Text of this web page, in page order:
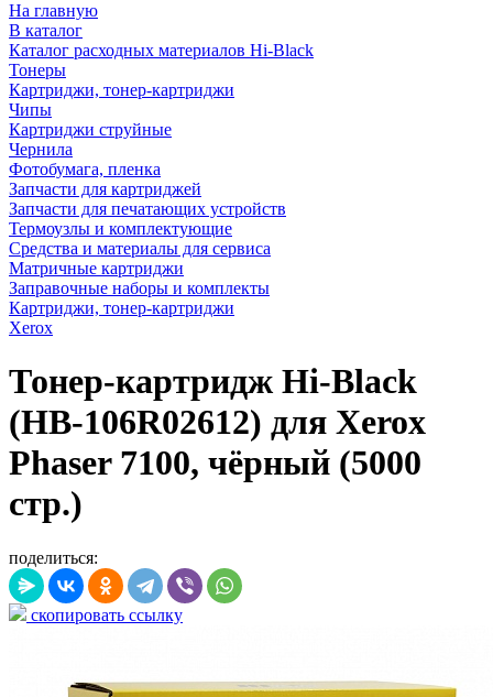
На главную
В каталог
Каталог расходных материалов Hi-Black
Тонеры
Картриджи, тонер-картриджи
Чипы
Картриджи струйные
Чернила
Фотобумага, пленка
Запчасти для картриджей
Запчасти для печатающих устройств
Термоузлы и комплектующие
Средства и материалы для сервиса
Матричные картриджи
Заправочные наборы и комплекты
Картриджи, тонер-картриджи
Xerox
Тонер-картридж Hi-Black
(HB-106R02612) для Xerox
Phaser 7100, чёрный (5000
стр.)
поделиться:
скопировать ссылку